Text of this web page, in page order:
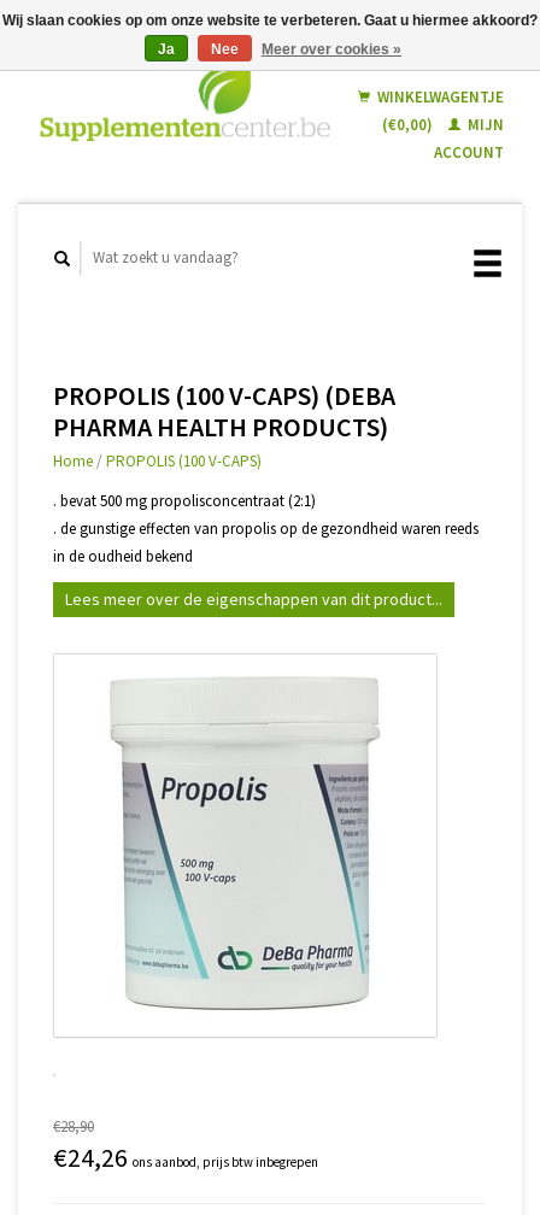
Nederlands
WINKELWAGENTJE
(€0,00)
MIJN
ACCOUNT
PROPOLIS (100 V-CAPS) (DEBA
PHARMA HEALTH PRODUCTS)
Home /PROPOLIS (100 V-CAPS)
. bevat 500 mg propolisconcentraat (2:1)
. de gunstige effecten van propolis op de gezondheid waren reeds
in de oudheid bekend
Lees meer over de eigenschappen van dit product...
€28,90
€24,26 ons aanbod, prijs btw inbegrepen
Wij slaan cookies op om onze website te verbeteren. Gaat u hiermee akkoord?
Ja
Nee Meer over cookies »